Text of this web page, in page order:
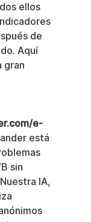
ellos
de
Aquí
gran
e-
está
sin
IA,